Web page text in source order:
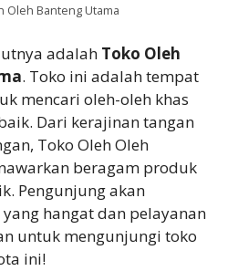
Oleh Banteng Utama
adalah Toko Oleh
. Toko ini adalah tempat
mencari oleh-oleh khas
Dari kerajinan tangan
Toko Oleh Oleh
beragam produk
Pengunjung akan
hangat dan pelayanan
untuk mengunjungi toko
ini!